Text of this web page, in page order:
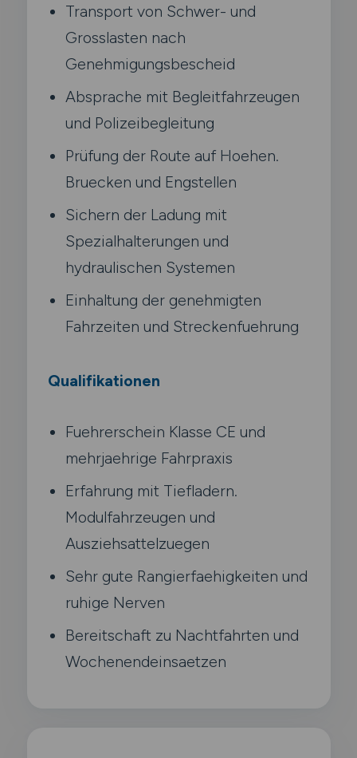
Transport von Schwer- und
Grosslasten nach
Genehmigungsbescheid
Absprache mit Begleitfahrzeugen
und Polizeibegleitung
Prüfung der Route auf Hoehen.
Bruecken und Engstellen
Sichern der Ladung mit
Spezialhalterungen und
hydraulischen Systemen
Einhaltung der genehmigten
Fahrzeiten und Streckenfuehrung
Qualifikationen
Fuehrerschein Klasse CE und
mehrjaehrige Fahrpraxis
Erfahrung mit Tiefladern.
Modulfahrzeugen und
Ausziehsattelzuegen
Sehr gute Rangierfaehigkeiten und
ruhige Nerven
Bereitschaft zu Nachtfahrten und
Wochenendeinsaetzen